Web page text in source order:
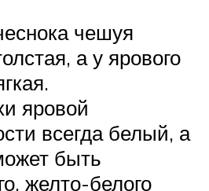
чешуя
а у ярового
яровой
всегда белый, а
быть
желто-белого